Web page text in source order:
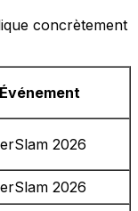
concrètement
Événement
2026
2026